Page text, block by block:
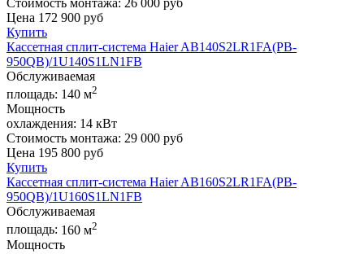
Цена 172 900 руб
Купить
Кассетная сплит-система Haier AB140S2LR1FA(PB-
950QB)/1U140S1LN1FB
Обслуживаемая
площадь: 140 м2
Мощность
охлаждения: 14 кВт
Стоимость монтажа: 29 000 руб
Цена 195 800 руб
Купить
Кассетная сплит-система Haier AB160S2LR1FA(PB-
950QB)/1U160S1LN1FB
Обслуживаемая
площадь: 160 м2
Мощность